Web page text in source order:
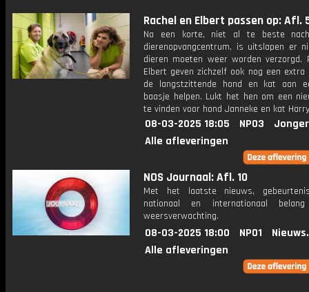
Rachel en Elbert passen op: Afl.
Na een korte, niet al te beste
dierenopvangcentrum, is uitslapen er
dieren moeten weer worden verzorgd.
Elbert geven zichzelf ook nog een extra
de langstzittende hond en kat aan
baasje helpen. Lukt het hen om een
te vinden voor hond Janneke en kat
08-03-2025 18:05 NPO3
Alle afleveringen
NOS Journaal: Afl. 10
Met het laatste nieuws,
nationaal en internationaal
weersverwachting.
08-03-2025 18:00 NPO1
Alle afleveringen